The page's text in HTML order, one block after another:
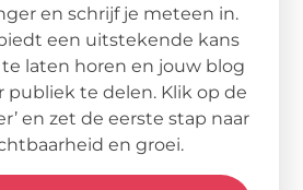
en schrijf je meteen in.
een uitstekende kans
laten horen en jouw blog
publiek te delen. Klik op de
en zet de eerste stap naar
en groei.